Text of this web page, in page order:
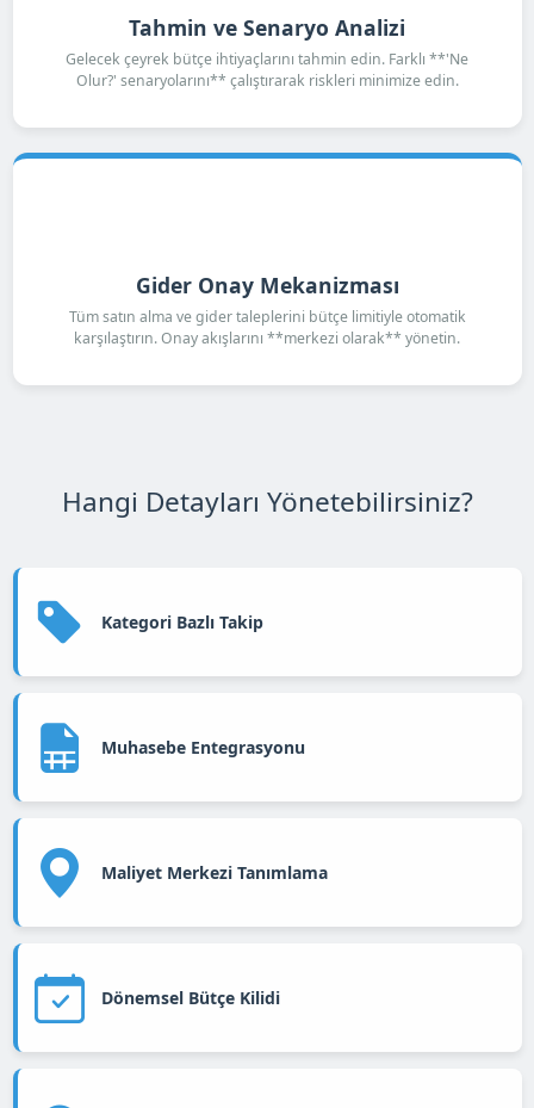
Tahmin ve Senaryo Analizi
Gelecek çeyrek bütçe ihtiyaçlarını tahmin edin. Farklı **'Ne
Olur?' senaryolarını** çalıştırarak riskleri minimize edin.
Gider Onay Mekanizması
Tüm satın alma ve gider taleplerini bütçe limitiyle otomatik
karşılaştırın. Onay akışlarını **merkezi olarak** yönetin.
Hangi Detayları Yönetebilirsiniz?
Kategori Bazlı Takip
Muhasebe Entegrasyonu
Maliyet Merkezi Tanımlama
Dönemsel Bütçe Kilidi